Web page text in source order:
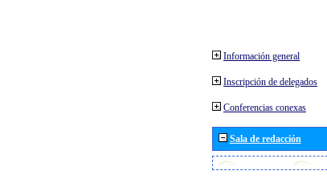
Información general
Inscripción de delegados
Conferencias conexas
Sala de redacción